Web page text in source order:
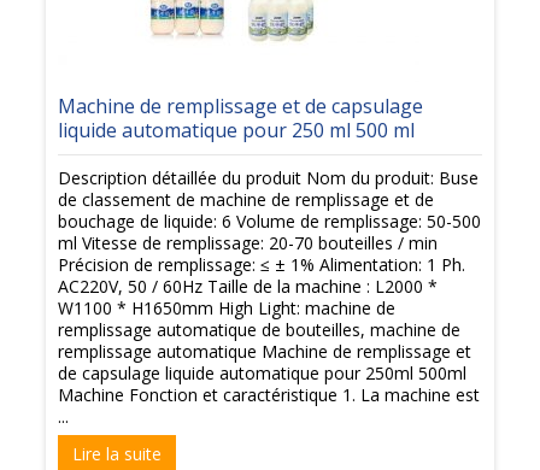
Machine de remplissage et de capsulage
liquide automatique pour 250 ml 500 ml
Description détaillée du produit Nom du produit: Buse
de classement de machine de remplissage et de
bouchage de liquide: 6 Volume de remplissage: 50-500
ml Vitesse de remplissage: 20-70 bouteilles / min
Précision de remplissage: ≤ ± 1% Alimentation: 1 Ph.
AC220V, 50 / 60Hz Taille de la machine : L2000 *
W1100 * H1650mm High Light: machine de
remplissage automatique de bouteilles, machine de
remplissage automatique Machine de remplissage et
de capsulage liquide automatique pour 250ml 500ml
Machine Fonction et caractéristique 1. La machine est
...
Lire la suite